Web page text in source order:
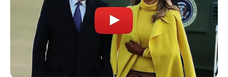
Elimina parásitos intestinales: Su
contenido en ascaridol ayuda a combatir
lombrices y otros parásitos intestinales.
Mejora la digestión : Favorece la
eliminación de gases y reduce la
hinchazón abdominal.